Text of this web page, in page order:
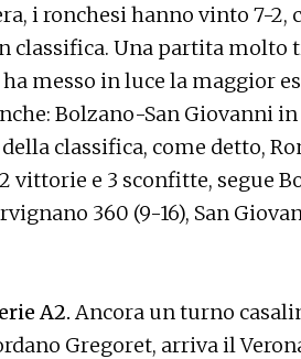
i ronchesi hanno vinto 7-
classifica. Una partita
ha messo in luce la maggior
Bolzano-San Giovanni
classifica, come detto,
vittorie e 3 sconfitte, segue
360 (9-16), San
A2. Ancora un turno
Gregoret, arriva il